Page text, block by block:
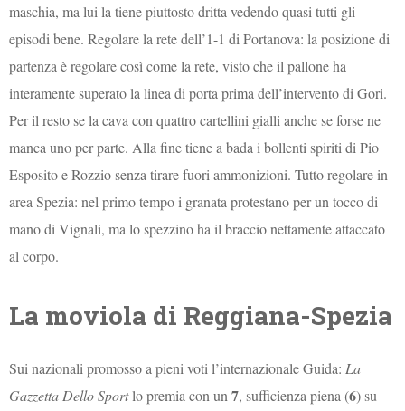
maschia, ma lui la tiene piuttosto dritta vedendo quasi tutti gli
episodi bene. Regolare la rete dell’1-1 di Portanova: la posizione di
partenza è regolare così come la rete, visto che il pallone ha
interamente superato la linea di porta prima dell’intervento di Gori.
Per il resto se la cava con quattro cartellini gialli anche se forse ne
manca uno per parte. Alla fine tiene a bada i bollenti spiriti di Pio
Esposito e Rozzio senza tirare fuori ammonizioni. Tutto regolare in
area Spezia: nel primo tempo i granata protestano per un tocco di
mano di Vignali, ma lo spezzino ha il braccio nettamente attaccato
al corpo.
La moviola di Reggiana-Spezia
Sui nazionali promosso a pieni voti l’internazionale Guida: La
Gazzetta Dello Sportlo premia con un7, sufficienza piena (6) su